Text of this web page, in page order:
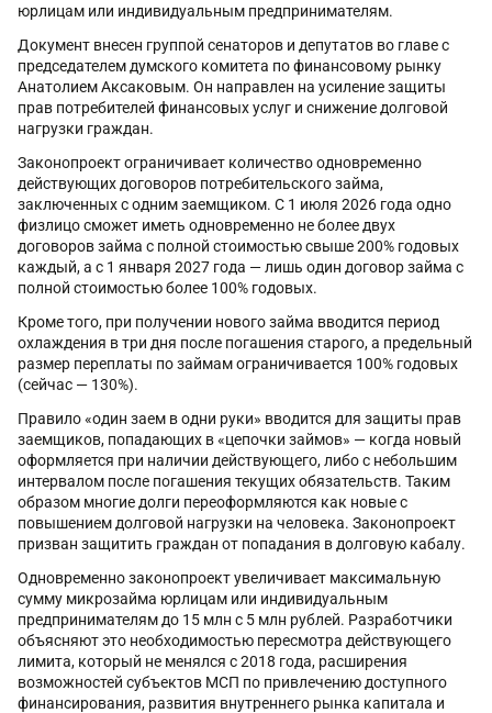
юрлицам или индивидуальным предпринимателям.
Документ внесен группой сенаторов и депутатов во главе с
председателем думского комитета по финансовому рынку
Анатолием Аксаковым. Он направлен на усиление защиты
прав потребителей финансовых услуг и снижение долговой
нагрузки граждан.
Законопроект ограничивает количество одновременно
действующих договоров потребительского займа,
заключенных с одним заемщиком. С 1 июля 2026 года одно
физлицо сможет иметь одновременно не более двух
договоров займа с полной стоимостью свыше 200% годовых
каждый, а с 1 января 2027 года — лишь один договор займа с
полной стоимостью более 100% годовых.
Кроме того, при получении нового займа вводится период
охлаждения в три дня после погашения старого, а предельный
размер переплаты по займам ограничивается 100% годовых
(сейчас — 130%).
Правило «один заем в одни руки» вводится для защиты прав
заемщиков, попадающих в «цепочки займов» — когда новый
оформляется при наличии действующего, либо с небольшим
интервалом после погашения текущих обязательств. Таким
образом многие долги переоформляются как новые с
повышением долговой нагрузки на человека. Законопроект
призван защитить граждан от попадания в долговую кабалу.
Одновременно законопроект увеличивает максимальную
сумму микрозайма юрлицам или индивидуальным
предпринимателям до 15 млн с 5 млн рублей. Разработчики
объясняют это необходимостью пересмотра действующего
лимита, который не менялся с 2018 года, расширения
возможностей субъектов МСП по привлечению доступного
финансирования, развития внутреннего рынка капитала и